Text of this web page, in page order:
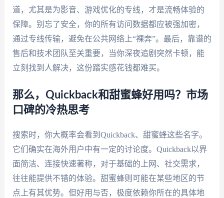
道，尤其是为影音、游戏优化的专线，才是流畅体验的
保障。别忘了安全，你的所有访问数据都应被强加密，
通过专线传输，避免在公共网络上“裸奔”。最后，靠谱的
售后和技术团队至关重要，当你深夜追剧突然卡顿，能
立刻找到人解决，这份踏实感花钱都难买。
那么，Quickback和甜蜜蜂好用吗？市场
口碑的冷热思考
搜索时，你大概率会看到Quickback、甜蜜蜂这些名字。
它们确实在海外用户中有一定的讨论度。Quickback以界
面简洁、连接快速著称，对于基础的上网、社交需求，
往往能提供不错的体验。甜蜜蜂则可能在某些地区的节
点上有其优势。但好用与否，极度依赖你所在的具体地